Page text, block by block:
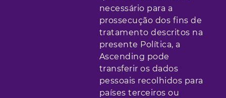
necessário para a
prossecução dos fins de
tratamento descritos na
presente Política, a
Ascending pode
transferir os dados
pessoais recolhidos para
países terceiros ou